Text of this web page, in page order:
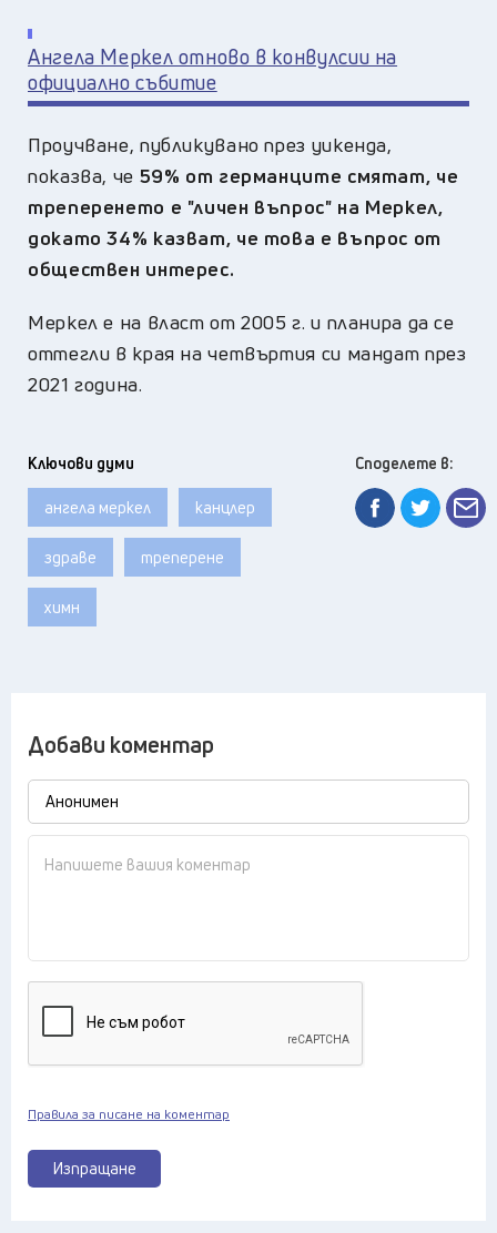
Ангела Меркел отново в конвулсии на
официално събитие
Проучване, публикувано през уикенда,
показва, че 59% от германците смятат, че
треперенето е "личен въпрос" на Меркел,
докато 34% казват, че това е въпрос от
обществен интерес.
Меркел е на власт от 2005 г. и планира да се
оттегли в края на четвъртия си мандат през
2021 година.
Ключови думи
ангела меркел канцлер
здраве треперене
химн
Споделете в:
Добави коментар
Изпращане
Правила за писане на коментар